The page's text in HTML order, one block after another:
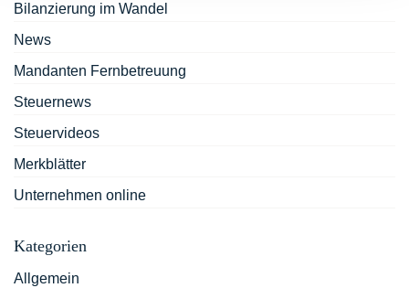
Bilanzierung im Wandel
News
Mandanten Fernbetreuung
Steuernews
Steuervideos
Merkblätter
Unternehmen online
Kategorien
Allgemein